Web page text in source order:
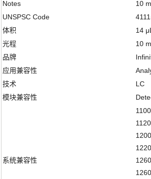
Notes
10
UNSPSC Code
体积
14
光程
10
品牌
应用兼容性
技术
LC
模块兼容性
系统兼容性